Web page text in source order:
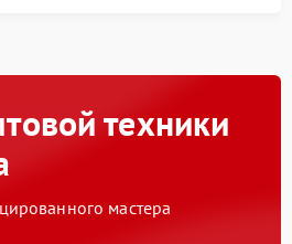
техники
мастера